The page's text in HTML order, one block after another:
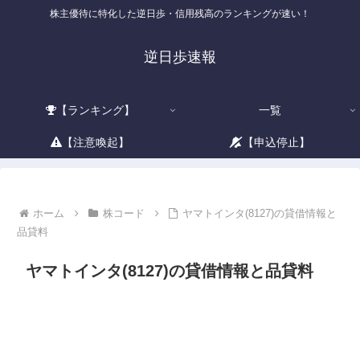
株主優待に特化した逆日歩・信用残高のランキングが速い！
逆日歩速報
【ランキング】 一覧
【注意喚起】 【申込停止】
ホーム 株コード
ヤマトインタ(8127)の貸借情報と
品貸料
ヤマトインタ(8127)の貸借情報と品貸料